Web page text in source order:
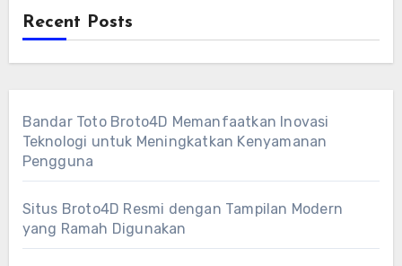
Recent Posts
Bandar Toto Broto4D Memanfaatkan Inovasi
Teknologi untuk Meningkatkan Kenyamanan
Pengguna
Situs Broto4D Resmi dengan Tampilan Modern
yang Ramah Digunakan